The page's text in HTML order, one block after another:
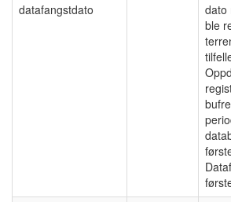
datafangstdato
dato
ble